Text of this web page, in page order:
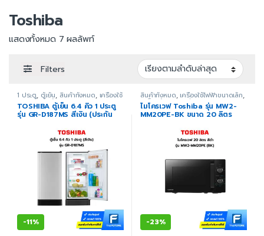
Toshiba
แสดงทั้งหมด 7 ผลลัพท์
Filters
1 ประตู, ตู้เย็น, สินค้าทั้งหมด, เครื่องใช้
ไฟฟ้าภายในบ้าน
TOSHIBA ตู้เย็น 6.4 คิว 1 ประตู
รุ่น GR-D187MS สีเงิน (ประกัน
-11%
สินค้าทั้งหมด, เครื่องใช้ไฟฟ้าขนาดเล็ก,
เครื่องใช้ไฟฟ้าในครัว ไมโครเวฟ
ไมโครเวฟ Toshiba รุ่น MW2-
MM20PE-BK ขนาด 20 ลิตร
-23%